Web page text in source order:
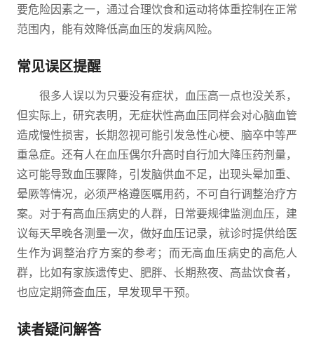
要危险因素之一，通过合理饮食和运动将体重控制在正常
范围内，能有效降低高血压的发病风险。
常见误区提醒
很多人误以为只要没有症状，血压高一点也没关系，
但实际上，研究表明，无症状性高血压同样会对心脑血管
造成慢性损害，长期忽视可能引发急性心梗、脑卒中等严
重急症。还有人在血压偶尔升高时自行加大降压药剂量，
这可能导致血压骤降，引发脑供血不足，出现头晕加重、
晕厥等情况，必须严格遵医嘱用药，不可自行调整治疗方
案。对于有高血压病史的人群，日常要规律监测血压，建
议每天早晚各测量一次，做好血压记录，就诊时提供给医
生作为调整治疗方案的参考；而无高血压病史的高危人
群，比如有家族遗传史、肥胖、长期熬夜、高盐饮食者，
也应定期筛查血压，早发现早干预。
读者疑问解答